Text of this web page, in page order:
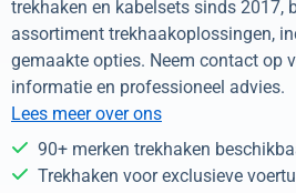
trekhaken en kabelsets sinds 2017,
assortiment trekhaakoplossingen,
gemaakte opties. Neem contact op
informatie en professioneel advies.
Lees meer over ons
90+ merken trekhaken
Trekhaken voor exclusieve